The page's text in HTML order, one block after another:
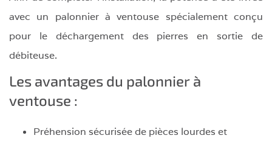
avec un palonnier à ventouse spécialement conçu
pour le déchargement des pierres en sortie de
débiteuse.
Les avantages du palonnier à
ventouse :
Préhension sécurisée de pièces lourdes et